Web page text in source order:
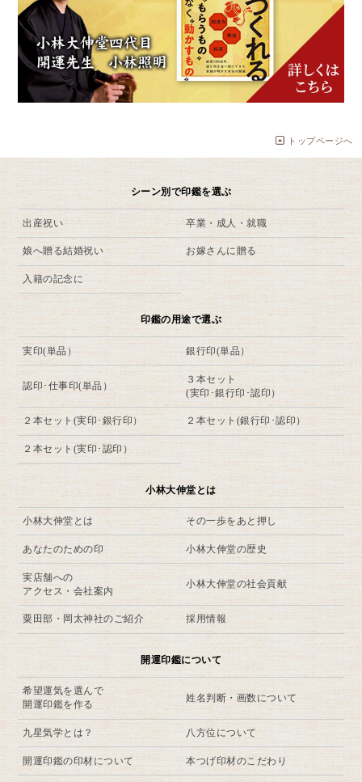
トップページへ
シーン別で印鑑を選ぶ
出産祝い 卒業・成人・就職
娘へ贈る結婚祝い お嫁さんに贈る
入籍の記念に
印鑑の用途で選ぶ
実印(単品） 銀行印(単品）
認印･仕事印(単品）
３本セット
(実印･銀行印･認印）
２本セット(実印･銀行印） ２本セット(銀行印･認印）
２本セット(実印･認印）
小林大伸堂とは
小林大伸堂とは その一歩をあと押し
あなたのための印 小林大伸堂の歴史
実店舗への
アクセス・会社案内
小林大伸堂の社会貢献
粟田部・岡太神社のご紹介 採用情報
開運印鑑について
希望運気を選んで
開運印鑑を作る
姓名判断・画数について
九星気学とは？ 八方位について
開運印鑑の印材について 本つげ印材のこだわり